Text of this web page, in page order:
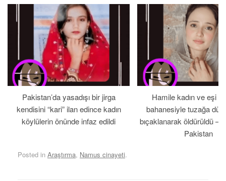
Pakistan’da yasadışı bir jirga
kendisini “kari” ilan edince kadın
köylülerin önünde infaz edildi
Hamile kadın ve eşi
bahanesiyle tuzağa
bıçaklanarak öldürüldü –
Pakistan
Posted in Araştırma, Namus cinayeti.